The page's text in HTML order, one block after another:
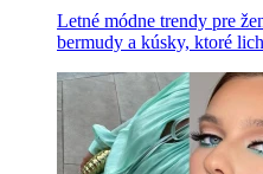
Letné módne trendy pre
bermudy a kúsky, ktoré